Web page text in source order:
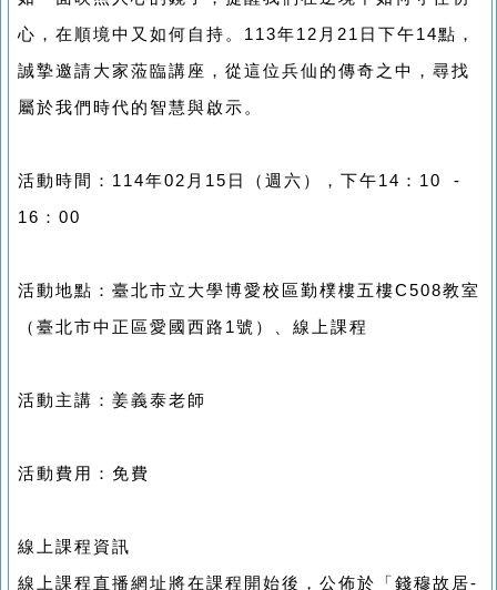
心，在順境中又如何自持。113年12月21日下午14點，
誠摯邀請大家蒞臨講座，從這位兵仙的傳奇之中，尋找
屬於我們時代的智慧與啟示。
活動時間：114年02月15日（週六），下午14：10 -
16：00
活動地點：臺北市立大學博愛校區勤樸樓五樓C508教室
（臺北市中正區愛國西路1號）、線上課程
活動主講：姜義泰老師
活動費用：免費
線上課程資訊
線上課程直播網址將在課程開始後，公佈於「錢穆故居-